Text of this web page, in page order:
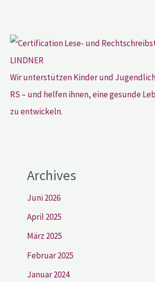
Wir unterstützen Kinder und
RS – und helfen ihnen, eine gesunde
zu entwickeln.
Archives
Juni 2026
April 2025
März 2025
Februar 2025
Januar 2024